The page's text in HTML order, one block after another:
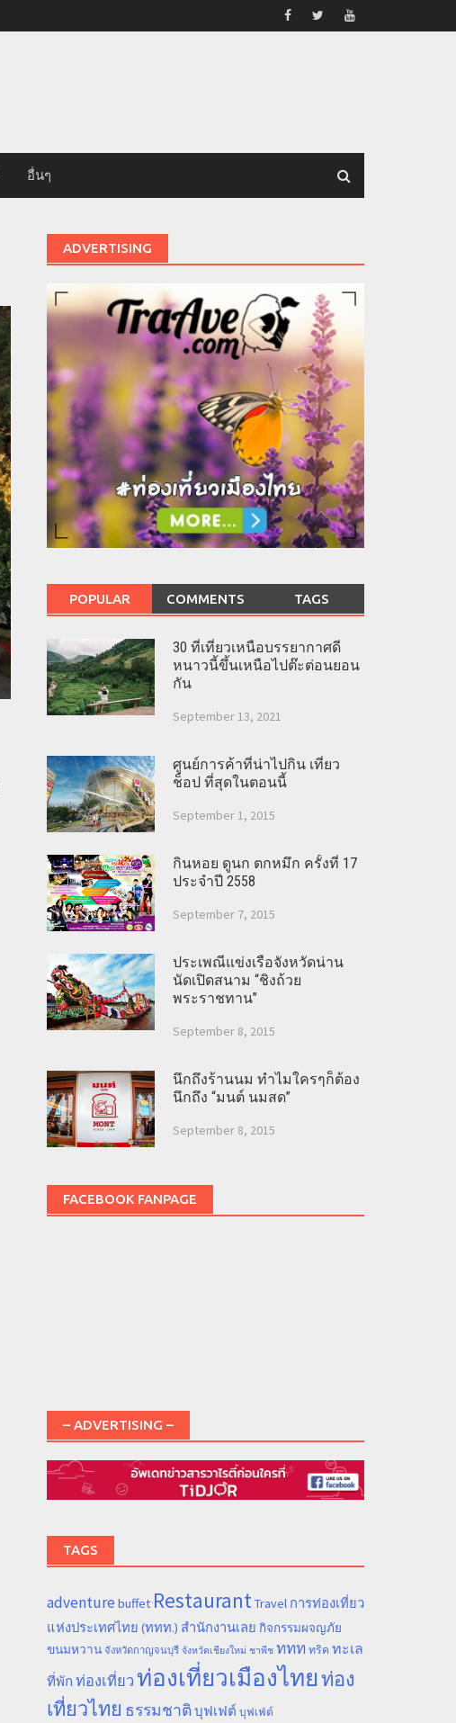
อื่นๆ
ADVERTISING
POPULAR COMMENTS TAGS
30 ที่เที่ยวเหนือบรรยากาศดี
หนาวนี้ขึ้นเหนือไปต๊ะต่อนยอน
กัน
September 13, 2021
ศูนย์การค้าที่น่าไปกิน เที่ยว
ช็อป ที่สุดในตอนนี้
September 1, 2015
กินหอย ดูนก ตกหมึก ครั้งที่ 17
ประจำปี 2558
September 7, 2015
ประเพณีแข่งเรือจังหวัดน่าน
นัดเปิดสนาม “ชิงถ้วย
พระราชทาน”
September 8, 2015
นึกถึงร้านนม ทำไมใครๆก็ต้อง
นึกถึง “มนต์ นมสด”
September 8, 2015
FACEBOOK FANPAGE
– ADVERTISING –
TAGS
adventure buffet RestaurantTravel การท่องเที่ยว
แห่งประเทศไทย (ททท.) สำนักงานเลย กิจกรรมผจญภัย
ขนมหวาน จังหวัดกาญจนบุรี จังหวัดเชียงใหม่ ชาพีช ททท ทริค ทะเล
ที่พัก ท่องเที่ยวท่องเที่ยวเมืองไทยท่อง
เที่ยวไทย ธรรมชาติ บุฟเฟต์ บุฟเฟ่ต์